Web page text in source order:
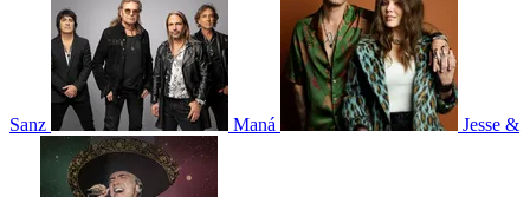
Sanz Maná Jesse &